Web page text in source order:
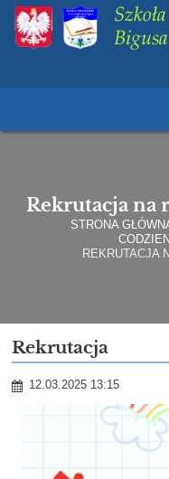
Rekrutacja na
STRONA
REKRUTACJA
Rekrutacja
12.03.2025 13:15